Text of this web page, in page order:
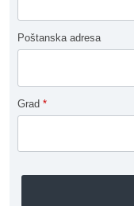
Poštanska adresa
Grad *